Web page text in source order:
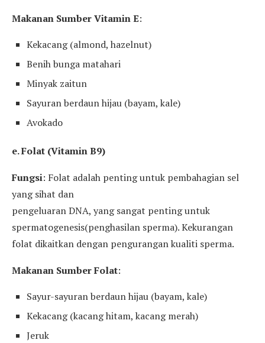
Makanan Sumber Vitamin E:
Kekacang (almond, hazelnut)
Benih bunga matahari
Minyak zaitun
Sayuran berdaun hijau (bayam, kale)
Avokado
e. Folat (Vitamin B9)
Fungsi: Folat adalah penting untuk pembahagian sel
yang sihat dan
pengeluaran DNA, yang sangat penting untuk
spermatogenesis(penghasilan sperma). Kekurangan
folat dikaitkan dengan pengurangan kualiti sperma.
Makanan Sumber Folat:
Sayur-sayuran berdaun hijau (bayam, kale)
Kekacang (kacang hitam, kacang merah)
Jeruk